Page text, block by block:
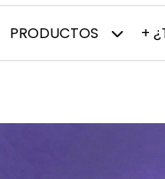
PRODUCTOS +